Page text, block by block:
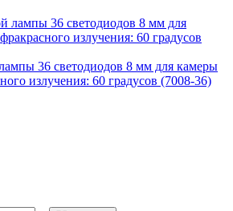
36 светодиодов 8 мм для камеры
излучения: 60 градусов (7008-36)